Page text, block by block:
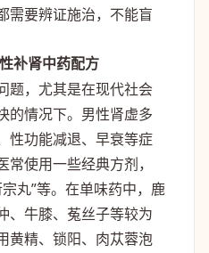
需要辨证施治，不能盲
补肾中药配方
题，尤其是在现代社会
的情况下。男性肾虚多
性功能减退、早衰等症
使用一些经典方剂，
丸”等。在单味药中，鹿
、牛膝、菟丝子等较为
黄精、锁阳、肉苁蓉泡